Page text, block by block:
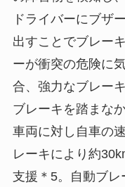
ドライバーにブザ
出すことでブレー
ーが衝突の危険に
合、強力なブレー
ブレーキを踏まな
車両に対し自車の
レーキにより約
支援＊5。自動ブ